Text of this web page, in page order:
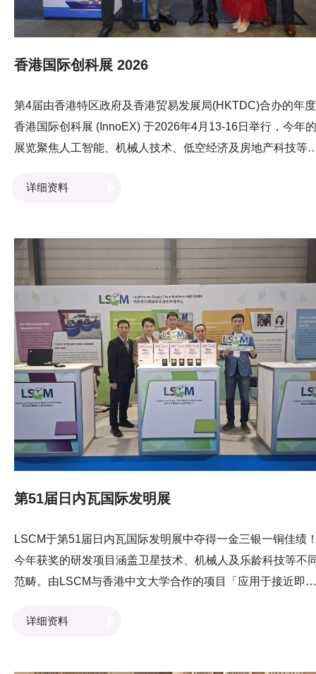
香港国际创科展 2026
第4届由香港特区政府及香港贸易发展局(HKTDC)合办的年度
香港国际创科展 (InnoEX) 于2026年4月13-16日举行，今年的
展览聚焦人工智能、机械人技术、低空经济及房地产科技等
示LSCM研发的一系列获奖创新技术，包括港口社区系统
技及工业局局长孙东教授、合肥市政协主席韩冰先生、创新
技署署长李国彬先生，以及不少业界专家和从业员亦亲临
LSCM的摊位参观，了解LSCM研发的技术如何协助业界提升
效率，並提供创新嘅解决方案。另外，LSCM特殊项目总监伦
婉霞博士亦于「参展商论坛」上担任演讲嘉宾，向与会人士
绍「港口社区系统PCS」如何提升港口效率。4天展期给予
LSCM团队与来自本地及世界各地的业界专家及研发团队交流
並分享经验，有助团队提升科研技术。
详细资料
第51届日内瓦国际发明展
LSCM于第51届日内瓦国际发明展中夺得一金三银一铜佳绩
今年获奖的研发项目涵盖卫星技术、机械人及乐龄科技等不
范畴。由LSCM与香港中文大学合作的项目「应用于接近即时
术包括「多个机械人协作搬运系统」、「基于大语言模型的
详细资料